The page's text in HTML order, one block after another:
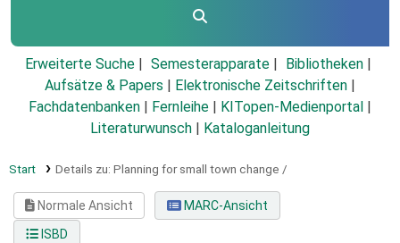
Erweiterte Suche Semesterapparate
Bibliotheken
Aufsätze & Papers
Elektronische Zeitschriften
Fachdatenbanken
Fernleihe KITopen-Medienportal
Literaturwunsch
Kataloganleitung
Start Details zu: Planning for small town change /
Normale Ansicht
MARC-Ansicht
ISBD